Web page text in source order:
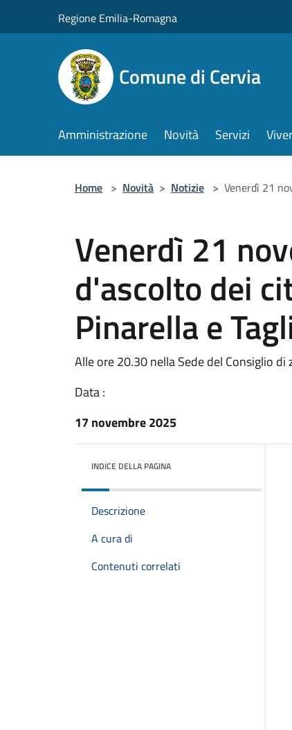
Regione Emilia-Romagna
Comune di Cervia
Amministrazione Novità Servizi
Home > Novità > Notizie > Venerdì 21
Venerdì 21
d'ascolto dei
Pinarella e
Alle ore 20.30 nella Sede del Consiglio di
Data :
17 novembre 2025
INDICE DELLA PAGINA
Descrizione
A cura di
Contenuti correlati